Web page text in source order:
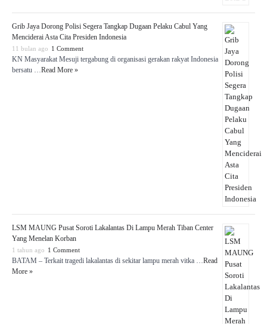
Grib Jaya Dorong Polisi Segera Tangkap Dugaan Pelaku Cabul Yang
Menciderai Asta Cita Presiden Indonesia
11 bulan ago 1 Comment
KN Masyarakat Mesuji tergabung di organisasi gerakan rakyat Indonesia
bersatu … Read More »
LSM MAUNG Pusat Soroti Lakalantas Di Lampu Merah Tiban Center
Yang Menelan Korban
1 tahun ago 1 Comment
BATAM – Terkait tragedi lakalantas di sekitar lampu merah vitka … Read
More »